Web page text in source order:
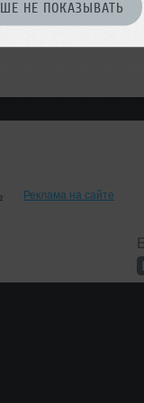
НЕ ПОКАЗЫВАТЬ
Реклама на сайте